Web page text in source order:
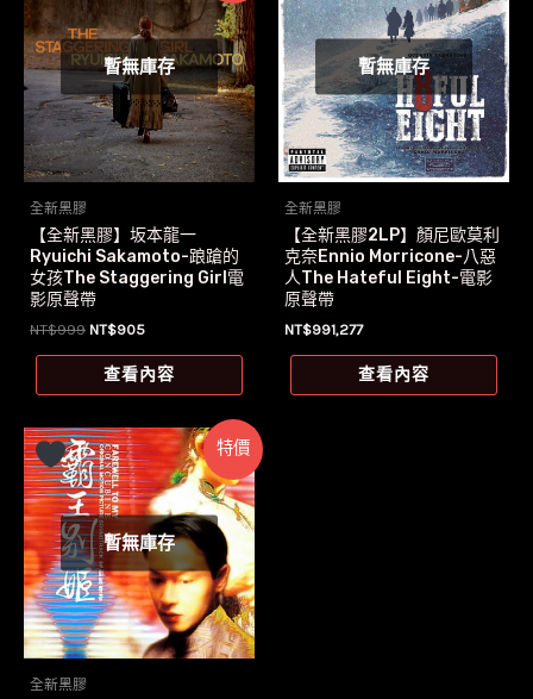
暫無庫存
全新黑膠
【全新黑膠】坂本龍一
Ryuichi Sakamoto-踉蹌的
女孩The Staggering Girl電
影原聲帶
NT$999 原
格：
NT$905目
價
格：
查看內容
暫無庫存
全新黑膠
【全新黑膠2LP】顏尼歐莫利
克奈Ennio Morricone-八惡
人The Hateful Eight-電影
原聲帶
NT$991,277
查看內容
特價
暫無庫存
全新黑膠